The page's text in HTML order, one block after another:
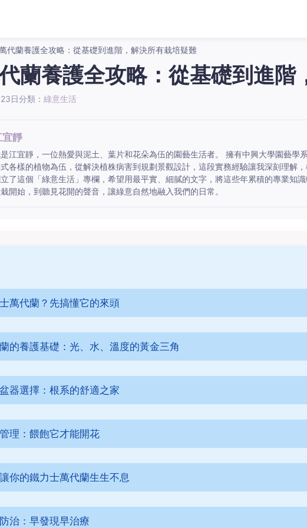
代蘭養護全攻略：從基礎到進階，解決所有栽培疑難
蘭養護全攻略：從基礎到進階
日分類： 綠意生活
宜靜
江宜靜，一位熱愛與泥土、葉片和花朵為伍的園藝生活者。 擁有中興大學園藝
各樣的植物為伍，從解決植株病害到規劃景觀設計，這段實務經驗讓我深刻理解
了這個「綠意生活」專欄，希望用最平實、細膩的文字，將這些年累積的專業知
開始，到聽見花開的聲音，讓綠意自然地融入我們的日常。
萬代蘭？先搞懂它的來頭
的養護基礎：光、水、溫度的黃金三角
器選擇：根系的舒適之家
理：餵飽它才能開花
你的鐵力士萬代蘭生生不息
治：早發現早治療